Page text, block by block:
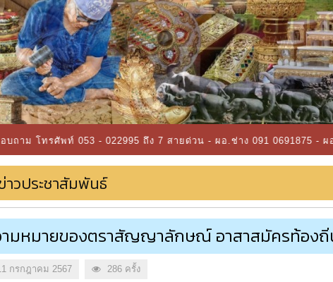
022995 ถึง 7 สายด่วน - ผอ.ช่าง 091 0691875 - ผอ.กองสาธารณสุข
าวประชาสัมพันธ์
มหมายของตราสัญญาลักษณ์ อาสาสมัครท้องถิ่
กรกฎาคม 2567 286 ครั้ง